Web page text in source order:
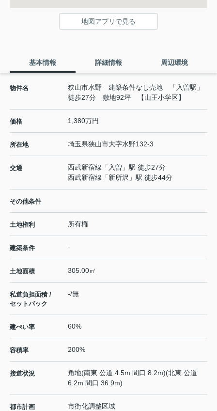
地図アプリで見る
基本情報 詳細情報 周辺環境
物件名
狭山市水野 建築条件なし売地 「入曽駅」
徒歩27分 敷地92坪 【山王小学区】
価格 1,380万円
所在地 埼玉県狭山市大字水野132-3
交通 西武新宿線 「 入曽 」駅 徒歩27分
西武新宿線 「新所沢 」駅 徒歩44分
その他条件
土地権利 所有権
建築条件 -
土地面積 305.00㎡
私道負担面積 /
セットバック
-/無
建ぺい率 60%
容積率 200%
接道状況
角地(南東 公道 4.5m 間口 8.2m)(北東 公道
6.2m 間口 36.9m)
都市計画 市街化調整区域